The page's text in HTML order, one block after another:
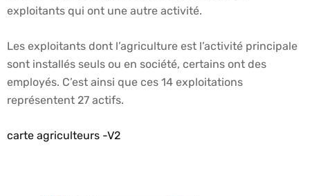
exploitants qui ont une autre activité.
Les exploitants dont l’agriculture est l’activité principale
sont installés seuls ou en société, certains ont des
employés. C’est ainsi que ces 14 exploitations
représentent 27 actifs.
carte agriculteurs -V2